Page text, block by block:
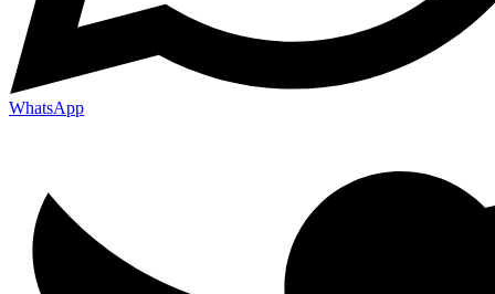
WhatsApp